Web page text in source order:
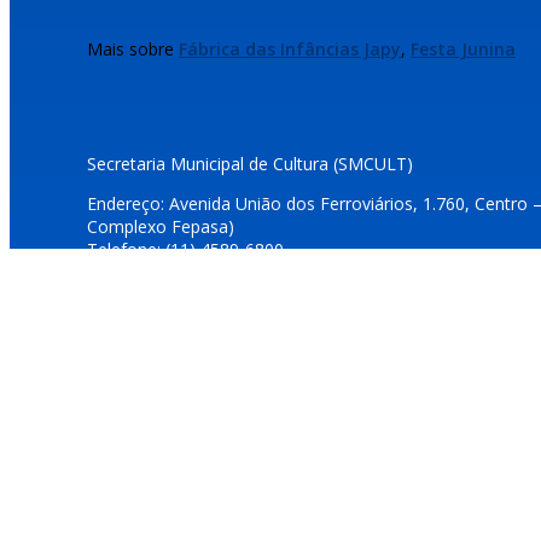
Mais sobre Fábrica das Infâncias Japy, Festa Junina
Secretaria Municipal de Cultura (SMCULT)
Endereço: Avenida União dos Ferroviários, 1.760, Centro
Complexo Fepasa)
Telefone: (11) 4589-6800